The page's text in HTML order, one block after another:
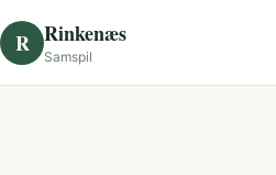
R Rinkenæs
Samspil